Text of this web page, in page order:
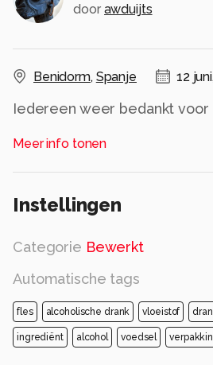
door awduijts
Benidorm, Spanje 12
Iedereen weer bedankt
Meer info tonen
Instellingen
Categorie Bewerkt
Automatische tags
fles alcoholische drank vloeistof
ingrediënt alcohol voedsel